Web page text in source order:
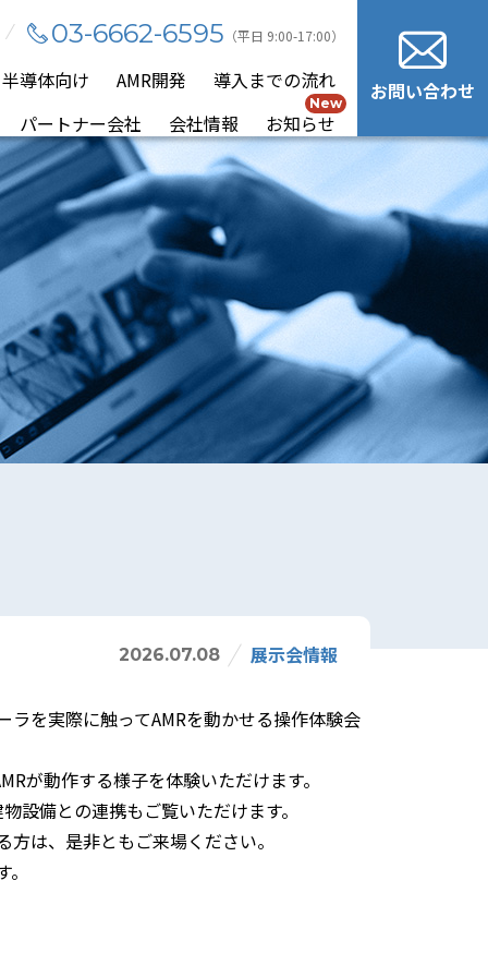
導体向け AMR開発
導入までの流れ
パートナー会社
会社情報
New
お知らせ
03-6662-6595 （平日 9:00-17:00）
お問い合わせ
2026.07.08 展示会情報
を実際に触ってAMRを動かせる操作体験会
が動作する様子を体験いただけます。
設備との連携もご覧いただけます。
は、是非ともご来場ください。